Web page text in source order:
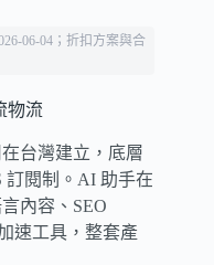
06-04；折扣方案與合
物流
台灣建立，底層
訂閱制。AI 助手在
內容、SEO
速工具，整套產